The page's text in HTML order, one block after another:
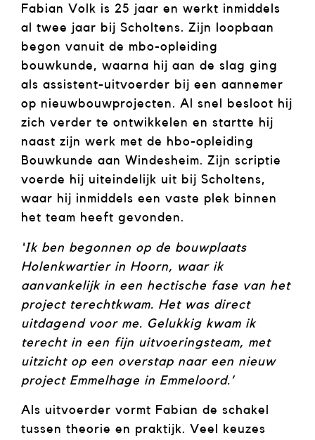
Fabian Volk is 25 jaar en werkt inmiddels
al twee jaar bij Scholtens. Zijn loopbaan
begon vanuit de mbo-opleiding
bouwkunde, waarna hij aan de slag ging
als assistent-uitvoerder bij een aannemer
op nieuwbouwprojecten. Al snel besloot hij
zich verder te ontwikkelen en startte hij
naast zijn werk met de hbo-opleiding
Bouwkunde aan Windesheim. Zijn scriptie
voerde hij uiteindelijk uit bij Scholtens,
waar hij inmiddels een vaste plek binnen
het team heeft gevonden.
‘Ik ben begonnen op de bouwplaats
Holenkwartier in Hoorn, waar ik
aanvankelijk in een hectische fase van het
project terechtkwam. Het was direct
uitdagend voor me. Gelukkig kwam ik
terecht in een fijn uitvoeringsteam, met
uitzicht op een overstap naar een nieuw
project Emmelhage in Emmeloord.’
Als uitvoerder vormt Fabian de schakel
tussen theorie en praktijk. Veel keuzes